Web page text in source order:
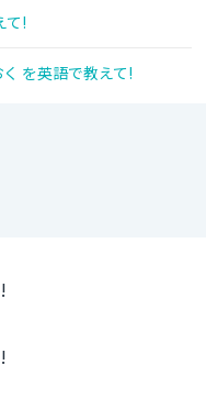
て!
を英語で教えて!